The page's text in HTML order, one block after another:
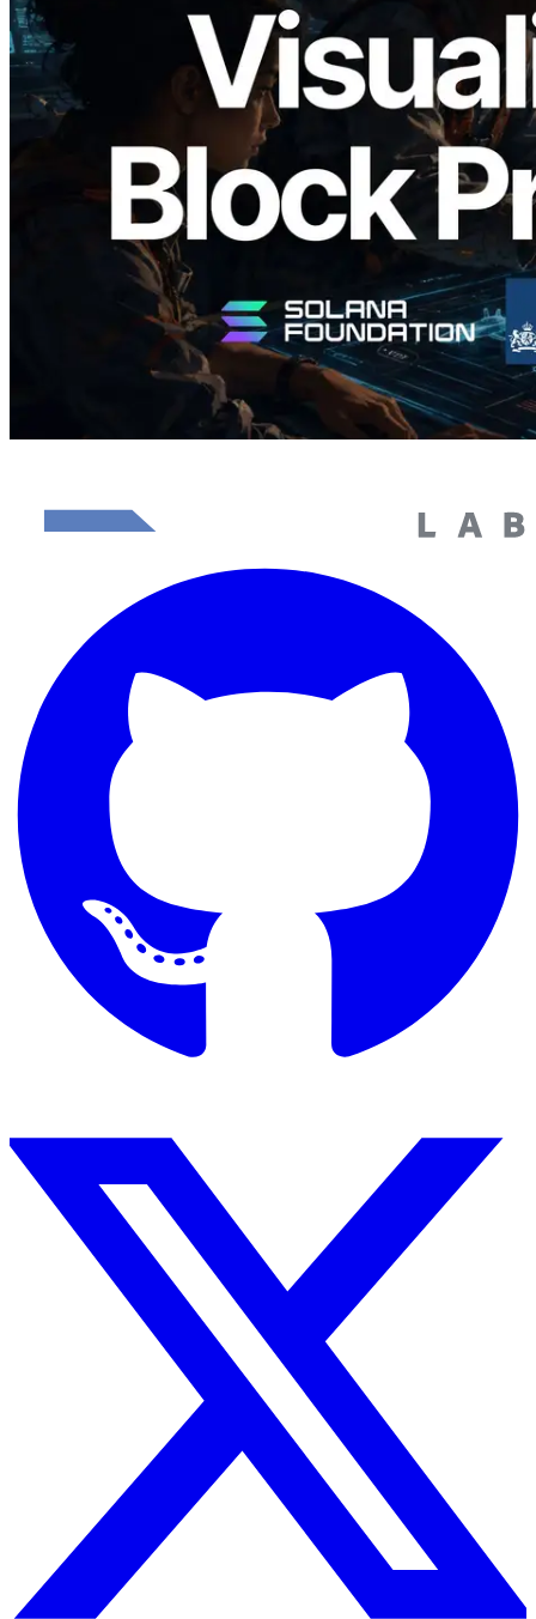
Validators Solutions lance le Solana Block
Analyzer — Visualisation du temps de
production de bloc par slot et des
validateurs assignés